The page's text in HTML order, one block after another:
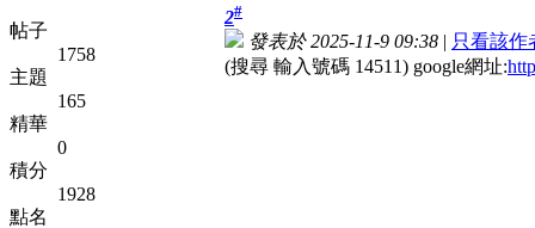
帖子
1758
主題
165
精華
0
積分
1928
點名
2#
發表於 2025-11-9 09:38 | 只看該作
(搜尋 輸入號碼 14511) google網址: